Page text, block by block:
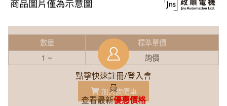
點擊快速註冊/登入會
員
查看最新優惠價格
數量
標準單價
1 ~
詢價
加入詢價車